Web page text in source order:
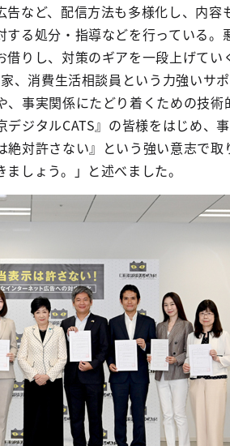
など、配信方法も多様化し、内容
る処分・指導などを行っている。
りし、対策のギアを一段上げてい
、消費生活相談員という力強いサ
事実関係にたどり着くための技術
ジタルCATS』の皆様をはじめ、
対許さない』という強い意志で取
しょう。」と述べました。